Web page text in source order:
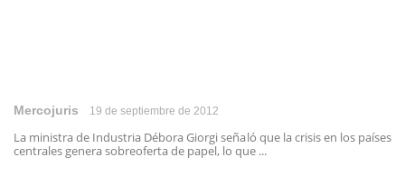
Mercojuris 19 de septiembre de 2012
La ministra de Industria Débora Giorgi señaló que la crisis en los países
centrales genera sobreoferta de papel, lo que ...